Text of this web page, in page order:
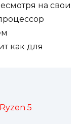
на свои
как для
5